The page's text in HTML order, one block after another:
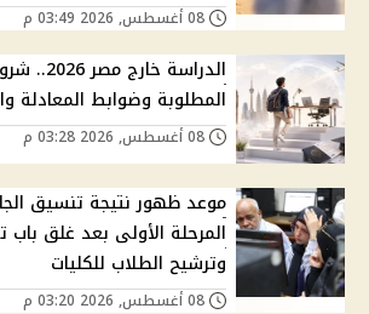
الدراسة
المطلوبة وضوابط المعادلة
المرحلة الأولى بعد غلق باب
وترشيح الطلاب للكليات